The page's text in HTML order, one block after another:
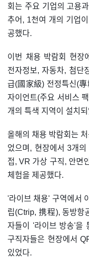
회는 주요 기업의 고용
추어, 1천여 개의 기업
공했다.
이번 채용 박람회 현장
전자정보, 자동차, 첨단
급(國家級) 전정특신(專
자이언트(주요 서비스
개의 특색 지역이 설치
올해의 채용 박람회는
었으며, 현장에서 3개
접, VR 가상 구직, 안면
체험을 제공했다.
'라이브 채용' 구역에서
립(Ctrip, 携程), 동방항
자들이 '라이브 방송'을
구직자들은 현장에서
있었다.